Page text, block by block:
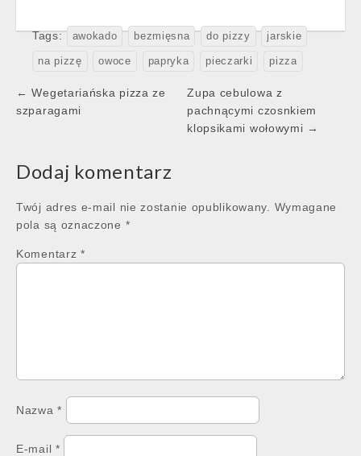
Tags: awokado bezmięsna do pizzy jarskie
na pizzę owoce papryka pieczarki pizza
Post
navigation
← Wegetariańska pizza ze
szparagami
Zupa cebulowa z
pachnącymi czosnkiem
klopsikami wołowymi →
Dodaj komentarz
Twój adres e-mail nie zostanie opublikowany.
Wymagane
pola są oznaczone *
Komentarz *
Nazwa*
E-mail *